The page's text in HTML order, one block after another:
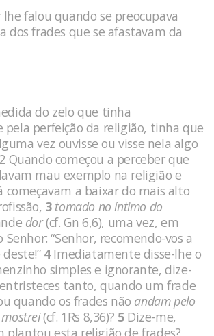
lhe falou quando se preocupava
dos frades que se afastavam da
do zelo que tinha
perfeição da religião, tinha que
vez ouvisse ou visse nela algo
Quando começou a perceber que
mau exemplo na religião e
começavam a baixar do mais alto
3toma­do no íntimo do
dor(cf. Gn 6,6), uma vez, em
Senhor: “Senhor, recomendo-vos a
4Imediatamente disse-lhe o
simples e ignorante, dize-
tanto, quando um fra­de
quando os frades não andam pelo
mostrei(cf. 1Rs 8,36)? 5Dize-me,
plantou esta religião de frades?